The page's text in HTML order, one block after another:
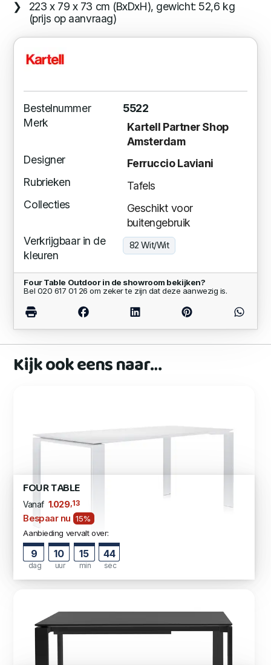
223 x 79 x 73 cm (BxDxH), gewicht: 52,6 kg
(prijs op aanvraag)
Bestelnummer
5522
Merk
Kartell Partner Shop
Amsterdam
Designer
Ferruccio Laviani
Rubrieken
Tafels
Collecties
Geschikt voor
buitengebruik
Verkrijgbaar in de
kleuren
82 Wit/Wit
Four Table Outdoor in de showroom bekijken?
Bel 020 617 01 26 om zeker te zijn dat deze aanwezig is.
Kijk ook eens naar…
FOUR TABLE
Vanaf 1.029,13
Bespaar nu 15%
Aanbieding vervalt over:
9
dag
10
uur
15
min
43
sec